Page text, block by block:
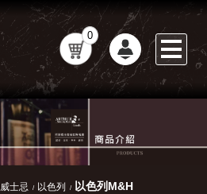
0
威士忌 以色列 以色列M&H